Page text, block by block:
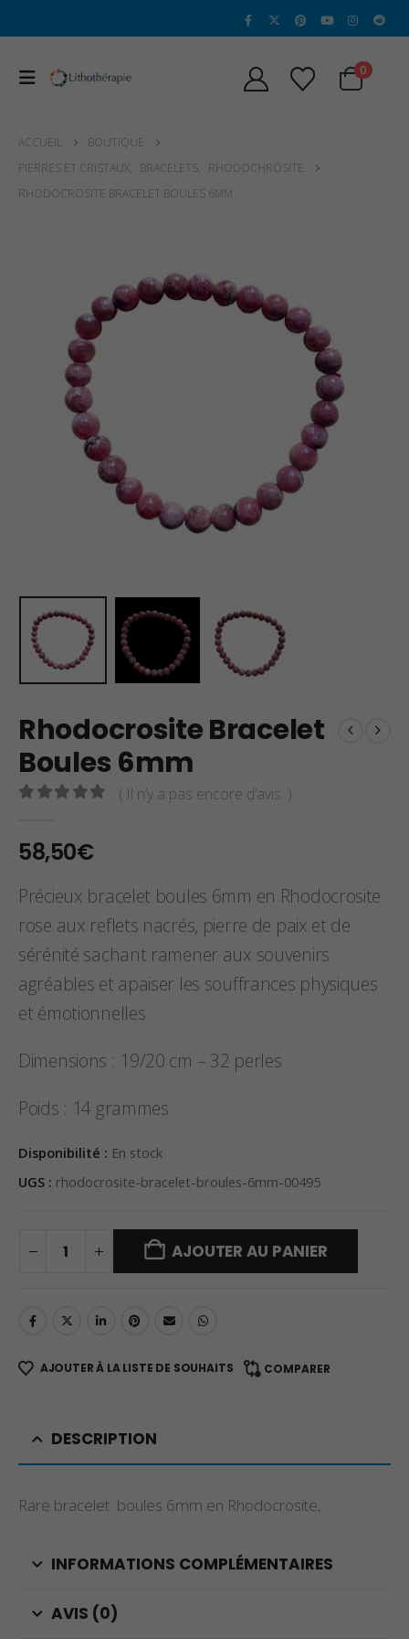
0
ACCUEIL
BOUTIQUE
PIERRES ET CRISTAUX, BRACELETS, RHODOCHROSITE
RHODOCROSITE BRACELET BOULES 6MM
Rhodocrosite Bracelet
Boules 6mm
( Il n’y a pas encore d’avis. )
58,50€
Précieux bracelet boules 6mm en Rhodocrosite
rose aux reflets nacrés, pierre de paix et de
sérénité sachant ramener aux souvenirs
agréables et apaiser les souffrances physiques
et émotionnelles
Dimensions : 19/20 cm – 32 perles
Poids : 14 grammes
Disponibilité : En stock
UGS : rhodocrosite-bracelet-broules-6mm-00495
AJOUTER AU PANIER
AJOUTER À LA LISTE DE SOUHAITS COMPARER
DESCRIPTION
Rare bracelet boules 6mm en Rhodocrosite,
INFORMATIONS COMPLÉMENTAIRES
AVIS (0)